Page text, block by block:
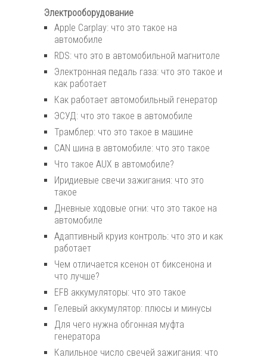
Электрооборудование
Apple Carplay: что это такое на
автомобиле
RDS: что это в автомобильной магнитоле
Электронная педаль газа: что это такое и
как работает
Как работает автомобильный генератор
ЭСУД: что это такое в автомобиле
Трамблер: что это такое в машине
CAN шина в автомобиле: что это такое
Что такое AUX в автомобиле?
Иридиевые свечи зажигания: что это
такое
Дневные ходовые огни: что это такое на
автомобиле
Адаптивный круиз контроль: что это и как
работает
Чем отличается ксенон от биксенона и
что лучше?
EFB аккумуляторы: что это такое
Гелевый аккумулятор: плюсы и минусы
Для чего нужна обгонная муфта
генератора
Калильное число свечей зажигания: что